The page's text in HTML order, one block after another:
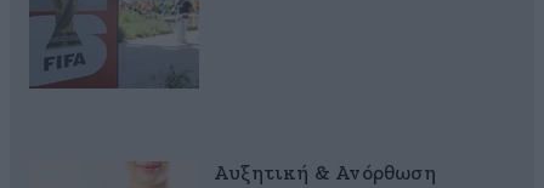
Αυξητική & Ανόρθωση